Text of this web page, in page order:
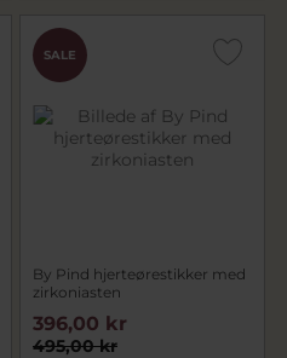
SALE
By Pind hjerteørestikker med
zirkoniasten
495,00 kr
396,00 kr